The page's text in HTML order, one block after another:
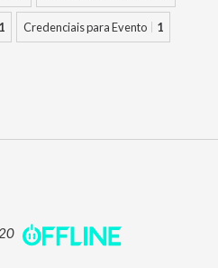
1 Credenciais para Evento 1